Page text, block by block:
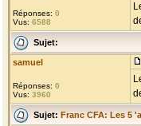
Réponses: 0
Vus: 6588
Sujet:
samuel
Réponses: 0
Vus: 3960
Sujet: Franc CFA: Les 5